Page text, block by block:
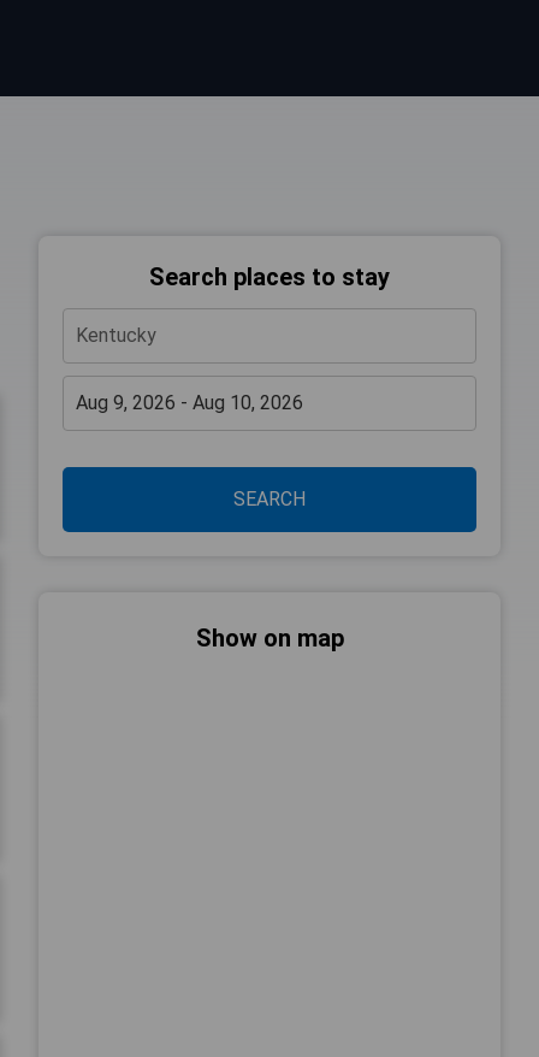
Search places to stay
SEARCH
Show on map